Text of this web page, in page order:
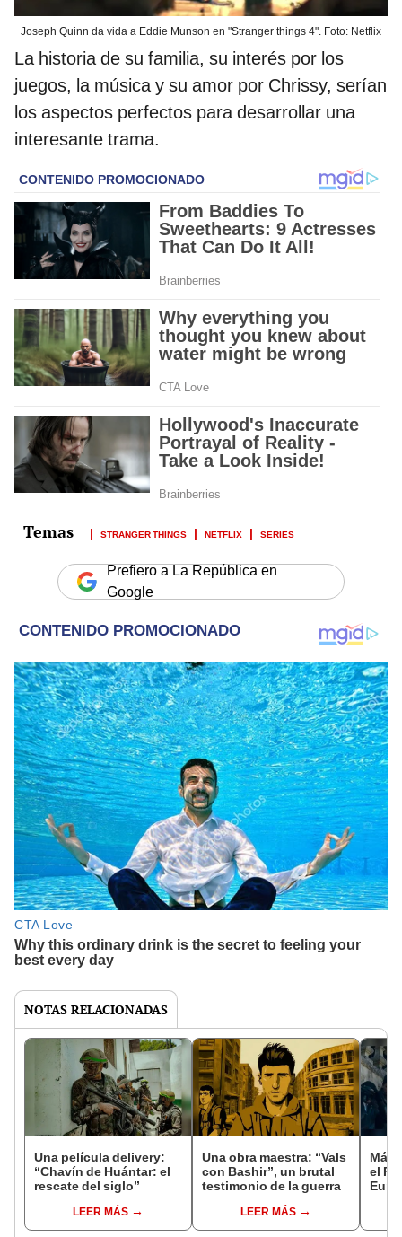
Joseph Quinn da vida a Eddie Munson en "Stranger things 4". Foto: Netflix
La historia de su familia, su interés por los
juegos, la música y su amor por Chrissy, serían
los aspectos perfectos para desarrollar una
interesante trama.
STRANGER THINGS NETFLIX SERIES
Prefiero a La República en
Google
NOTAS RELACIONADAS
Una película delivery:
“Chavín de Huántar: el
rescate del siglo”
LEER MÁS
Una obra maestra: “Vals
con Bashir”, un brutal
testimonio de la guerra
LEER MÁS
Más
el